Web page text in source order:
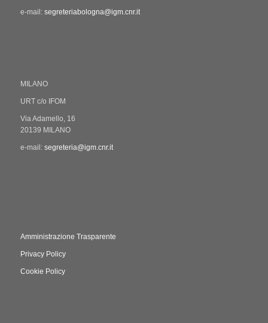
e-mail: segreteriabologna@igm.cnr.it
MILANO
URT c/o IFOM
Via Adamello, 16
20139 MILANO
e-mail: segreteria@igm.cnr.it
Amministrazione Trasparente
Privacy Policy
Cookie Policy